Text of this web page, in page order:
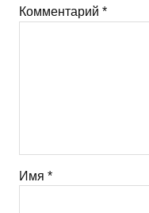
Комментарий *
Имя *